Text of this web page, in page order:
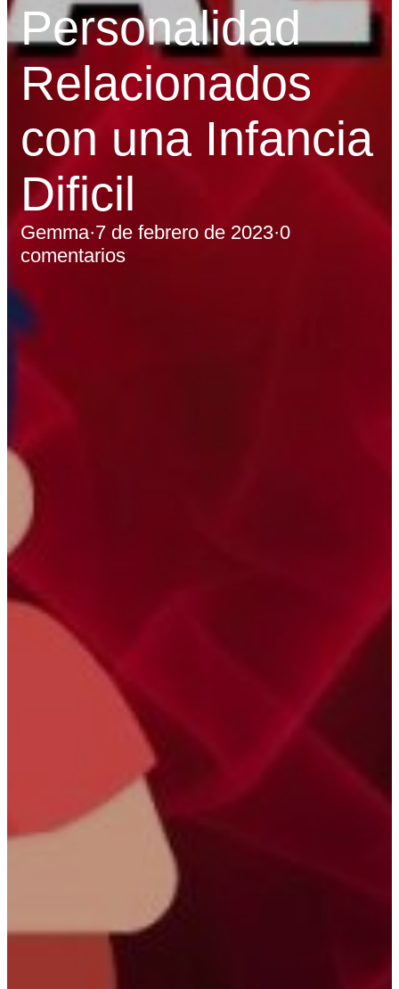
Personalidad
Relacionados
con una Infancia
Dificil
Gemma·7 de febrero de 2023·0
comentarios